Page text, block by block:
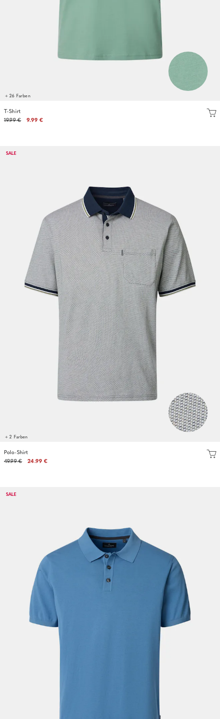
+ 26 Farben
T-Shirt
19.99 €
9.99 €
SALE
+ 2 Farben
Polo-Shirt
49.99 €
24.99 €
SALE